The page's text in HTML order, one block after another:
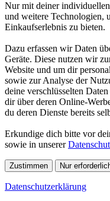
Nur mit deiner
und weitere Technologien,
Einkaufserlebnis zu bieten.
Dazu erfassen wir Daten
Geräte. Diese nutzen wir
Website und um dir
sowie zur Analyse der
deine verschlüsselten
dir über deren Online-
du deren Dienste bereits
Erkundige dich bitte vor
sowie in unserer
Zustimmen Nur
Datenschutzerklärung